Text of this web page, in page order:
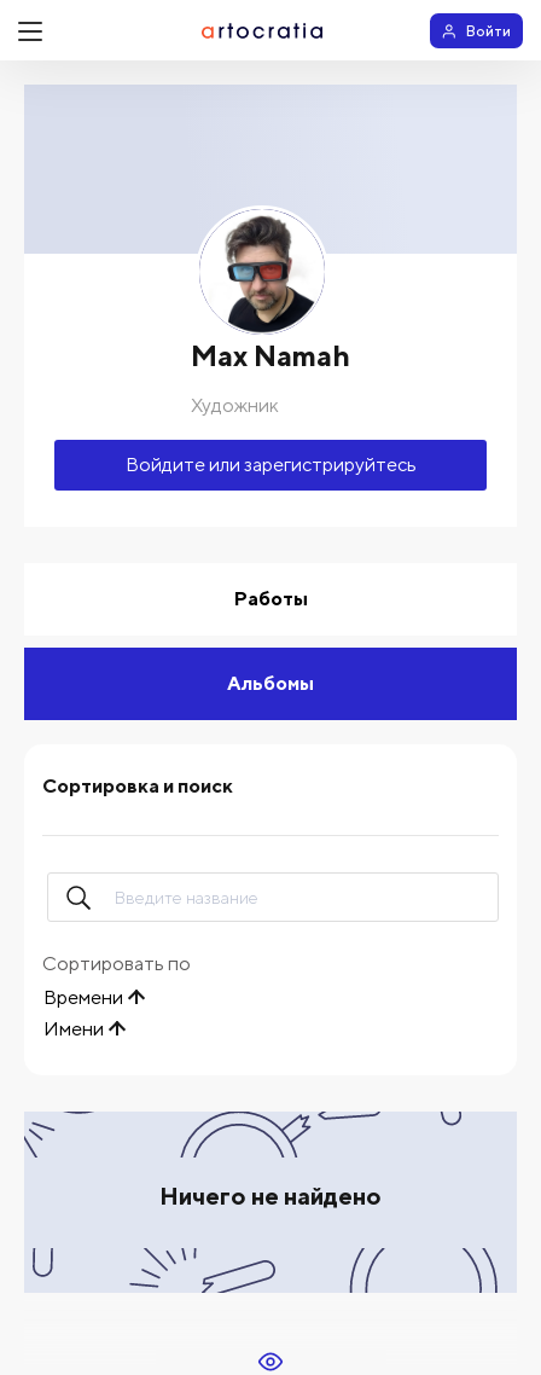
Войти
Max Namah
Художник
Войдите или зарегистрируйтесь
Работы
Альбомы
Сортировка и поиск
Сортировать по
Времени
Имени
Ничего не найдено